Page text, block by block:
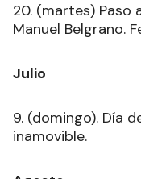
20. (martes) Paso
Manuel Belgrano.
Julio
9. (domingo). Día
inamovible.